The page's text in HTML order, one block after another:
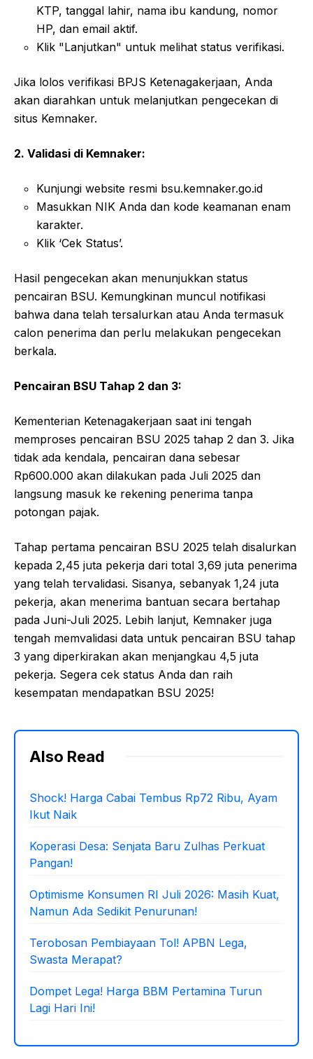
KTP, tanggal lahir, nama ibu kandung, nomor
HP, dan email aktif.
Klik "Lanjutkan" untuk melihat status verifikasi.
Jika lolos verifikasi BPJS Ketenagakerjaan, Anda
akan diarahkan untuk melanjutkan pengecekan di
situs Kemnaker.
2. Validasi di Kemnaker:
Kunjungi website resmi bsu.kemnaker.go.id
Masukkan NIK Anda dan kode keamanan enam
karakter.
Klik ‘Cek Status’.
Hasil pengecekan akan menunjukkan status
pencairan BSU. Kemungkinan muncul notifikasi
bahwa dana telah tersalurkan atau Anda termasuk
calon penerima dan perlu melakukan pengecekan
berkala.
Pencairan BSU Tahap 2 dan 3:
Kementerian Ketenagakerjaan saat ini tengah
memproses pencairan BSU 2025 tahap 2 dan 3. Jika
tidak ada kendala, pencairan dana sebesar
Rp600.000 akan dilakukan pada Juli 2025 dan
langsung masuk ke rekening penerima tanpa
potongan pajak.
Tahap pertama pencairan BSU 2025 telah disalurkan
kepada 2,45 juta pekerja dari total 3,69 juta penerima
yang telah tervalidasi. Sisanya, sebanyak 1,24 juta
pekerja, akan menerima bantuan secara bertahap
pada Juni-Juli 2025. Lebih lanjut, Kemnaker juga
tengah memvalidasi data untuk pencairan BSU tahap
3 yang diperkirakan akan menjangkau 4,5 juta
pekerja. Segera cek status Anda dan raih
kesempatan mendapatkan BSU 2025!
Also Read
Shock! Harga Cabai Tembus Rp72 Ribu, Ayam
Ikut Naik
Koperasi Desa: Senjata Baru Zulhas Perkuat
Pangan!
Optimisme Konsumen RI Juli 2026: Masih Kuat,
Namun Ada Sedikit Penurunan!
Terobosan Pembiayaan Tol! APBN Lega,
Swasta Merapat?
Dompet Lega! Harga BBM Pertamina Turun
Lagi Hari Ini!